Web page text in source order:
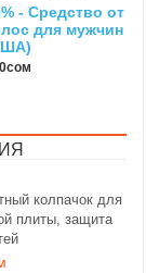
от
колпачок для
плиты, защита